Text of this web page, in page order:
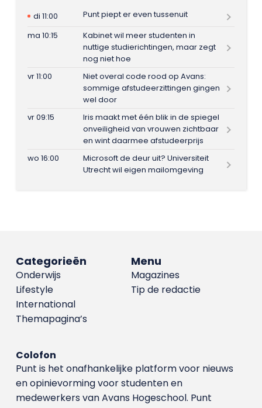
di 11:00
Punt piept er even tussenuit
ma 10:15
Kabinet wil meer studenten in
nuttige studierichtingen, maar zegt
nog niet hoe
vr 11:00
Niet overal code rood op Avans:
sommige afstudeerzittingen gingen
wel door
vr 09:15
Iris maakt met één blik in de spiegel
onveiligheid van vrouwen zichtbaar
en wint daarmee afstudeerprijs
wo 16:00
Microsoft de deur uit? Universiteit
Utrecht wil eigen mailomgeving
Menu
Magazines
Tip de redactie
Categorieën
Onderwijs
Lifestyle
International
Themapagina’s
Colofon
Punt is het onafhankelijke platform voor nieuws
en opinievorming voor studenten en
medewerkers van Avans Hoge­school. Punt